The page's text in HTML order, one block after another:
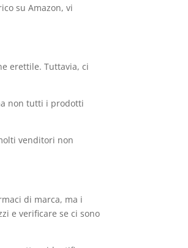
su Amazon, vi
erettile. Tuttavia, ci
non tutti i prodotti
venditori non
di marca, ma i
e verificare se ci sono